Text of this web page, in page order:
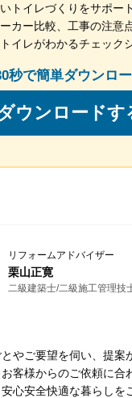
トイレづくりをサポー
カー比較、工事の注意
イレがわかるチェック
秒で簡単ダウンロ
ウンロードす
リフォームアドバイザー
栗山正寛
二級建築士/二級施工管理技
やご要望を伺い、提案
客様からのご依頼に合
心安全快適な暮らしを